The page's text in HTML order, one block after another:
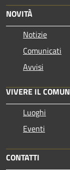
NOVITÀ
Notizie
Comunicati
Avvisi
VIVERE IL
Luoghi
Eventi
CONTATTI